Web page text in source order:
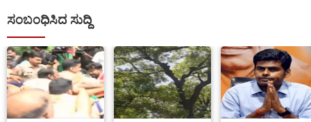
ಸಂಬಂಧಿಸಿದ ಸುದ್ದಿ